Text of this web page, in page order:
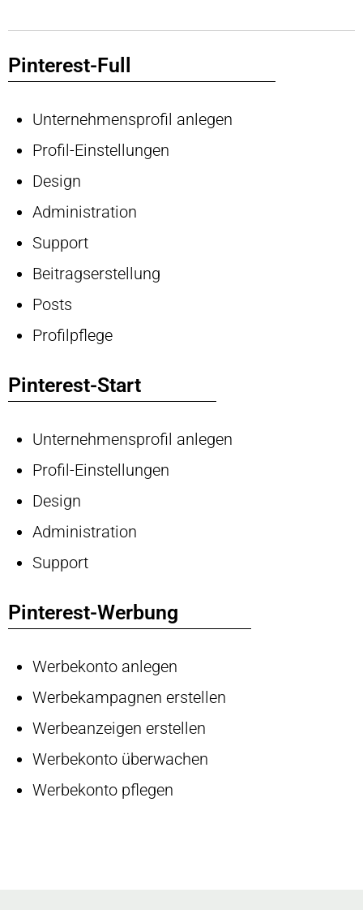
Pinterest-Full
Unternehmensprofil anlegen
Profil-Einstellungen
Design
Administration
Support
Beitragserstellung
Posts
Profilpflege
Pinterest-Start
Unternehmensprofil anlegen
Profil-Einstellungen
Design
Administration
Support
Pinterest-Werbung
Werbekonto anlegen
Werbekampagnen erstellen
Werbeanzeigen erstellen
Werbekonto überwachen
Werbekonto pflegen